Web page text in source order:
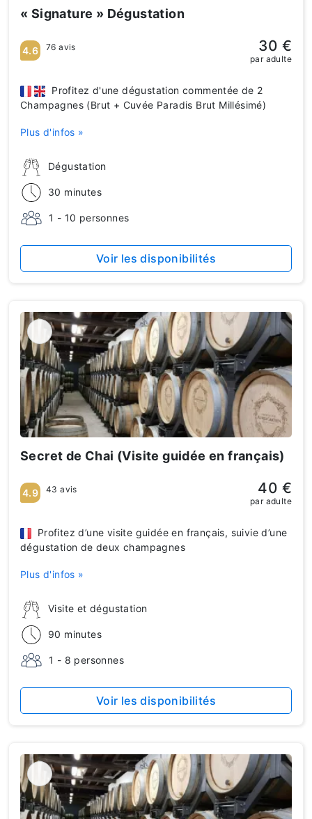
« Signature » Dégustation
Dégustation
30 minutes
1 - 10 personnes
Profitez d'une dégustation commentée de 2
Champagnes (Brut + Cuvée Paradis Brut Millésimé)
Plus d'infos »
4.6 76 avis 30 €
par adulte
Voir les disponibilités
Secret de Chai (Visite guidée en français)
Visite et dégustation
90 minutes
1 - 8 personnes
Profitez d’une visite guidée en français, suivie d’une
dégustation de deux champagnes
Plus d'infos »
4.9 43 avis 40 €
par adulte
Voir les disponibilités